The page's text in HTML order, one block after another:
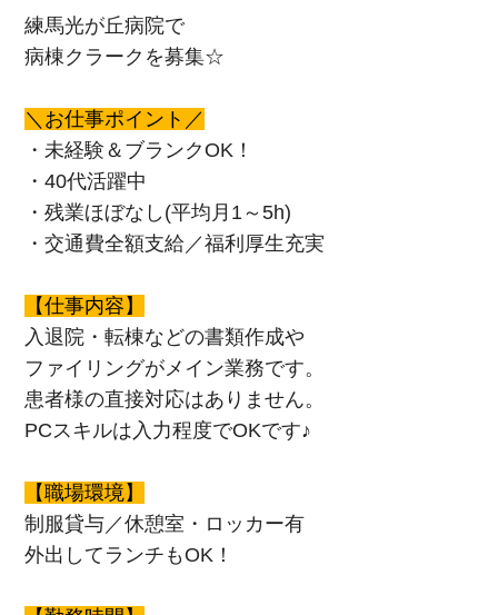
練馬光が丘病院で
病棟クラークを募集☆
＼お仕事ポイント／
・未経験＆ブランクOK！
・40代活躍中
・残業ほぼなし(平均月1～5h)
・交通費全額支給／福利厚生充実
【仕事内容】
入退院・転棟などの書類作成や
ファイリングがメイン業務です。
患者様の直接対応はありません。
PCスキルは入力程度でOKです♪
【職場環境】
制服貸与／休憩室・ロッカー有
外出してランチもOK！